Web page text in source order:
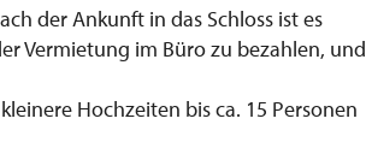
der Ankunft in das Schloss ist es
Vermietung im Büro zu bezahlen, und
Hochzeiten bis ca. 15 Personen